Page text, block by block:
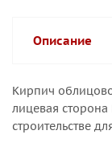
Описание
Кирпич
лицевая
строительстве